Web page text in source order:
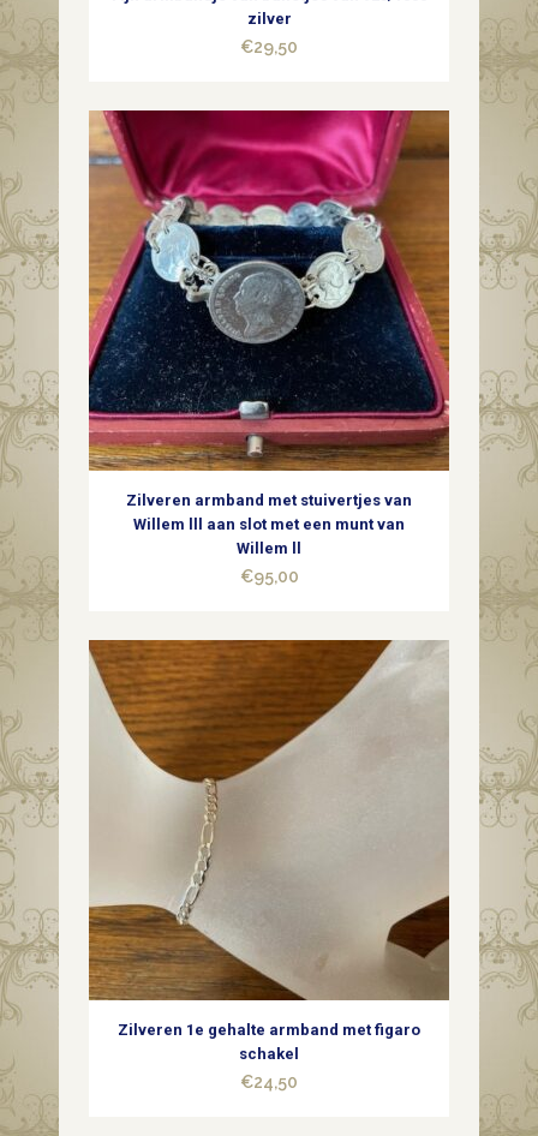
zilver
€29,50
Zilveren armband met stuivertjes van
Willem lll aan slot met een munt van
Willem ll
€95,00
Zilveren 1e gehalte armband met figaro
schakel
€24,50